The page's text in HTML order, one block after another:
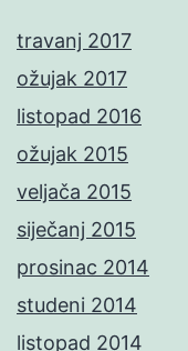
travanj 2017
ožujak 2017
listopad 2016
ožujak 2015
veljača 2015
siječanj 2015
prosinac 2014
studeni 2014
listopad 2014